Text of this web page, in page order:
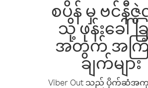
စပိန် မှ ဗင်နီဇွဲ
သို့ ဖုန်းခေါ်ခ
အတွက် အကြံ
ချက်များ
Viber Out သည် ပိုက်ဆံအ